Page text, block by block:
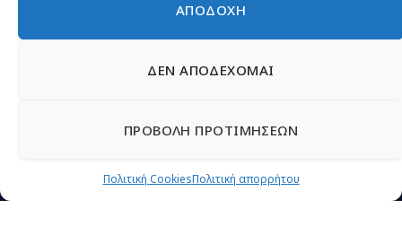
ΑΠΟΔΟΧΗ
ΔΕΝ ΑΠΟΔΕΧΟΜΑΙ
ΠΡΟΒΟΛΗ ΠΡΟΤΙΜΗΣΕΩΝ
Πολιτική CookiesΠολιτική απορρήτου
© 2026 Νίκη
Έντυπα
Εγγραφή μέλους
Γίνε φίλος